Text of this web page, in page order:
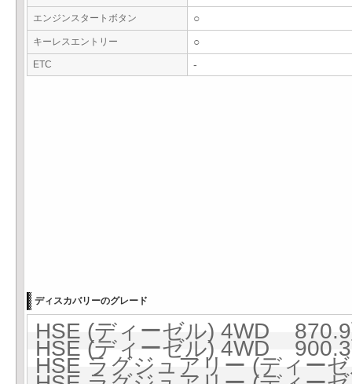
エンジンスタートボタン ○
キーレスエントリー ○
ETC -
ディスカバリーのグレード
HSE (ディーゼル) 4WD
HSE (ディーゼル) 4WD
HSE ラグジュアリー (ディ